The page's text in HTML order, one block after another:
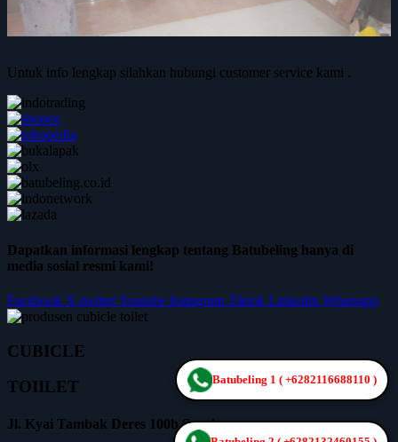
Untuk info lengkap silahkan hubungi customer service kami .
Dapatkan informasi lengkap tentang Batubeling hanya di
media sosial resmi kami!
Facebook X-twitterYoutube Instagram Tiktok Linkedin Whatsapp
CUBICLE
TOIILET
Jl. Kyai Tambak Deres 100b Surabaya
Batubeling 1 ( +6282116688110 )